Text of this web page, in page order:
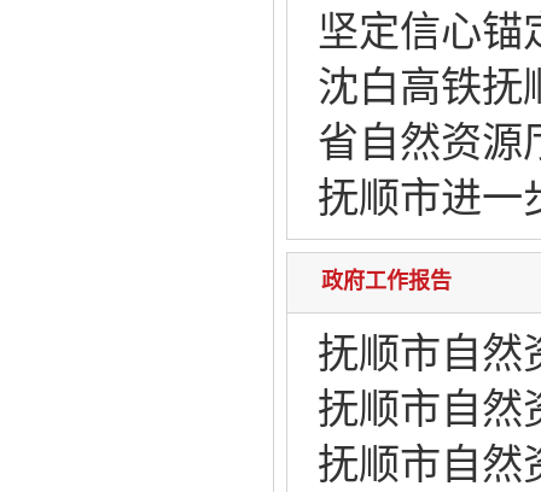
坚定信心锚
沈白高铁抚
省自然资源
抚顺市进一
政府工作报告
抚顺市自然
抚顺市自然
抚顺市自然